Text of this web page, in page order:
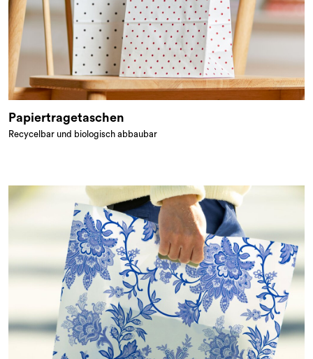
Papiertragetaschen
Recycelbar und biologisch abbaubar